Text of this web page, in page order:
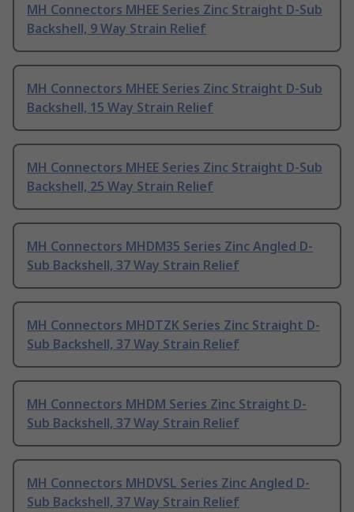
MH Connectors MHEE Series Zinc Straight D-Sub
Backshell, 9 Way Strain Relief
MH Connectors MHEE Series Zinc Straight D-Sub
Backshell, 15 Way Strain Relief
MH Connectors MHEE Series Zinc Straight D-Sub
Backshell, 25 Way Strain Relief
MH Connectors MHDM35 Series Zinc Angled D-
Sub Backshell, 37 Way Strain Relief
MH Connectors MHDTZK Series Zinc Straight D-
Sub Backshell, 37 Way Strain Relief
MH Connectors MHDM Series Zinc Straight D-
Sub Backshell, 37 Way Strain Relief
MH Connectors MHDVSL Series Zinc Angled D-
Sub Backshell, 37 Way Strain Relief